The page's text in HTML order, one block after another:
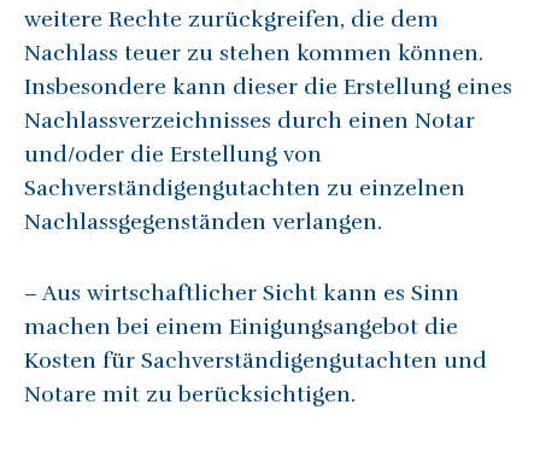
weitere Rechte zurückgreifen, die dem
Nachlass teuer zu stehen kommen können.
Insbesondere kann dieser die Erstellung eines
Nachlassverzeichnisses durch einen Notar
und/oder die Erstellung von
Sachverständigengutachten zu einzelnen
Nachlassgegenständen verlangen.
– Aus wirtschaftlicher Sicht kann es Sinn
machen bei einem Einigungsangebot die
Kosten für Sachverständigengutachten und
Notare mit zu berücksichtigen.